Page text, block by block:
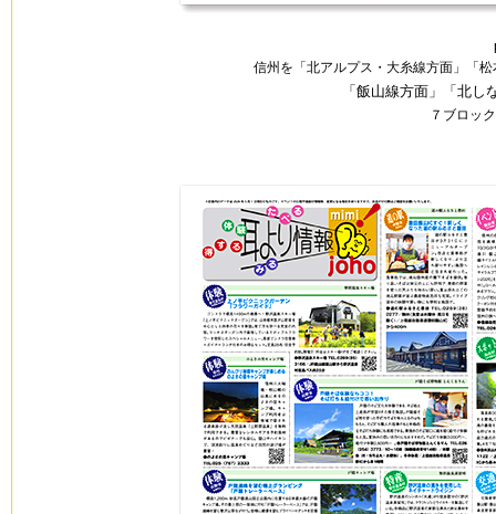
信州を「北アルプス・大糸線方面」「
「飯山線方面」「北
７ブロック